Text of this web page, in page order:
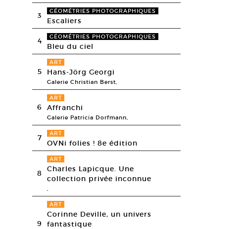
3 GÉOMÉTRIES PHOTOGRAPHIQUES
Escaliers
4 GÉOMÉTRIES PHOTOGRAPHIQUES
Bleu du ciel
5
ART
Hans-Jörg Georgi
Galerie Christian Berst,
6
ART
Affranchi
Galerie Patricia Dorfmann,
7 ART
OVNi folies ! 8e édition
8
ART
Charles Lapicque. Une
collection privée inconnue
,
9
ART
Corinne Deville, un univers
fantastique